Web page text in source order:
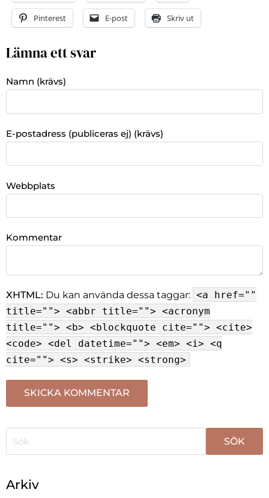
Pinterest E-post Skriv ut
Lämna ett svar
Namn (krävs)
E-postadress (publiceras ej) (krävs)
Webbplats
Kommentar
XHTML: Du kan använda dessa taggar: <a href=""
title=""> <abbr title=""> <acronym
title=""> <b> <blockquote cite=""> <cite>
<code> <del datetime=""> <em> <i> <q
cite=""> <s> <strike> <strong>
Arkiv